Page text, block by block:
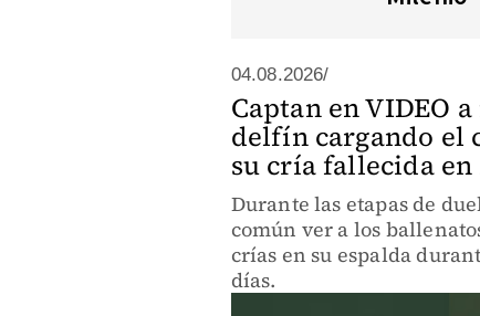
04.08.2026/
Captan en VIDEO
delfín cargando el
su cría fallecida
Durante las etapas de
común ver a los
crías en su espalda
días.